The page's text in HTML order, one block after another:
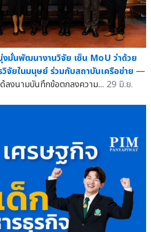
มั่นพัฒนางานวิจัย เซ็น MoU ว่าด้วย
วิจัยในมนุษย์ ร่วมกับสถาบันเครือข่าย —
ลงนามบันทึกข้อตกลงความ... 29 มิ.ย.